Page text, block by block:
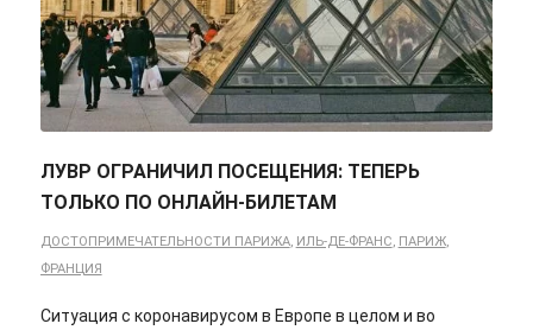
ЛУВР ОГРАНИЧИЛ ПОСЕЩЕНИЯ: ТЕПЕРЬ
ТОЛЬКО ПО ОНЛАЙН-БИЛЕТАМ
ДОСТОПРИМЕЧАТЕЛЬНОСТИ ПАРИЖА, ИЛЬ-ДЕ-ФРАНС, ПАРИЖ,
ФРАНЦИЯ
Ситуация с коронавирусом в Европе в целом и во